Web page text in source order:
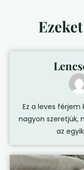
Ez a leves
nagyon szeretjük,
az